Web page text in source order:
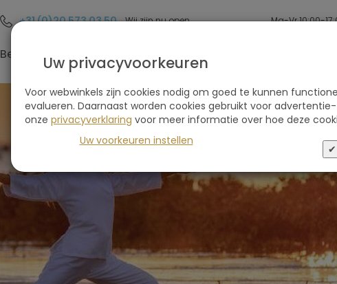
+31 (0)20 573 03 50 Wij zijn nu open Ma-Vr 10:00-
Bestemmingen Soort reis
Uw privacyvoorkeuren
Voor webwinkels zijn cookies nodig om goed te kunnen
evalueren. Daarnaast worden cookies gebruikt voor
onze privacyverklaring voor meer informatie over hoe deze
Uw voorkeuren instellen
✔